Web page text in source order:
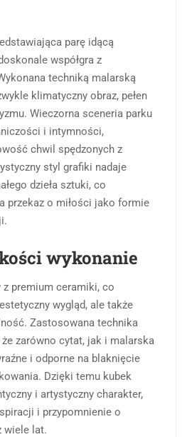
parę idącą
współgra z
techniką malarską
klimatyczny obraz, pełen
Wieczorna sceneria parku
i intymności,
chwil spędzonych z
styl grafiki nadaje
dzieła sztuki, co
przekaz o miłości jako formie
wykonanie
z premium ceramiki, co
wygląd, ale także
Zastosowana technika
zarówno cytat, jak i malarska
i odporne na blaknięcie
Dzięki temu kubek
i artystyczny charakter,
i przypomnienie o
wiele lat.